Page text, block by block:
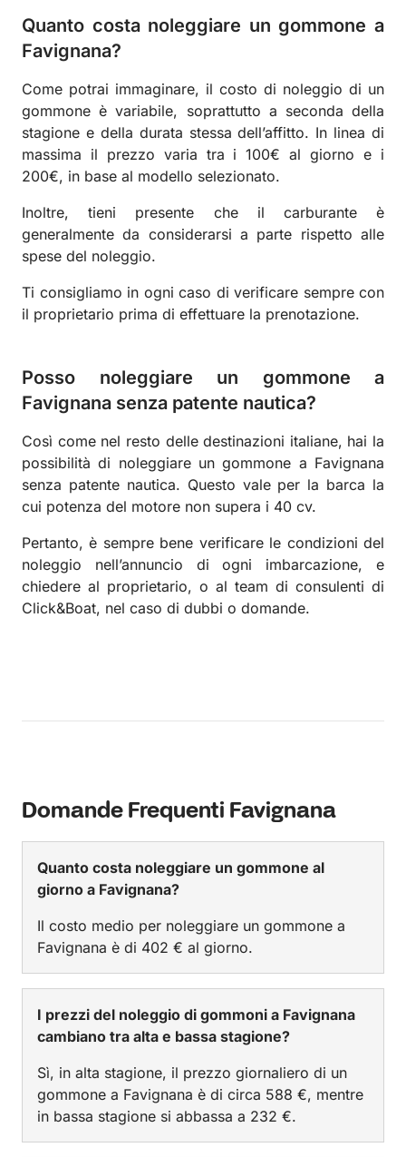
Quanto costa noleggiare un gommone a
Favignana?
Come potrai immaginare, il costo di noleggio di un
gommone è variabile, soprattutto a seconda della
stagione e della durata stessa dell’affitto. In linea di
massima il prezzo varia tra i 100€ al giorno e i
200€, in base al modello selezionato.
Inoltre, tieni presente che il carburante è
generalmente da considerarsi a parte rispetto alle
spese del noleggio.
Ti consigliamo in ogni caso di verificare sempre con
il proprietario prima di effettuare la prenotazione.
Posso noleggiare un gommone a
Favignana senza patente nautica?
Così come nel resto delle destinazioni italiane, hai la
possibilità di noleggiare un gommone a Favignana
senza patente nautica. Questo vale per la barca la
cui potenza del motore non supera i 40 cv.
Pertanto, è sempre bene verificare le condizioni del
noleggio nell’annuncio di ogni imbarcazione, e
chiedere al proprietario, o al team di consulenti di
Click&Boat, nel caso di dubbi o domande.
Domande Frequenti Favignana
Quanto costa noleggiare un gommone al
giorno a Favignana?
Il costo medio per noleggiare un gommone a
Favignana è di 402 € al giorno.
I prezzi del noleggio di gommoni a Favignana
cambiano tra alta e bassa stagione?
Sì, in alta stagione, il prezzo giornaliero di un
gommone a Favignana è di circa 588 €, mentre
in bassa stagione si abbassa a 232 €.